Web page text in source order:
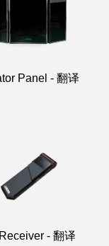
Panel - 翻译
- 翻译